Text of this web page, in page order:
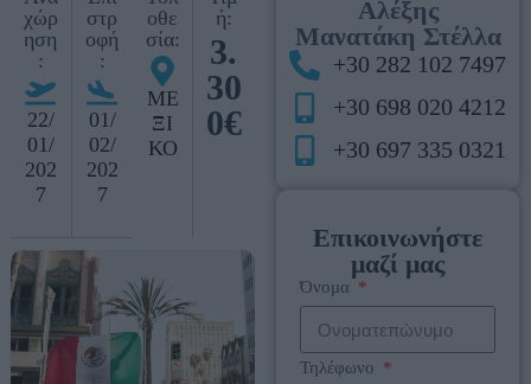
χώρ
ηση
:
22/
01/
202
7
στρ
οφή
:
01/
02/
202
7
οθε
σία:
ΜΕ
ΞΙ
ΚΟ
ή:
3.
30
0€
Αλέξης
Μανατάκη Στέλλα
+30 282 102 7497
+30 698 020 4212
+30 697 335 0321
Επικοινωνήστε
μαζί μας
Όνομα
Τηλέφωνο